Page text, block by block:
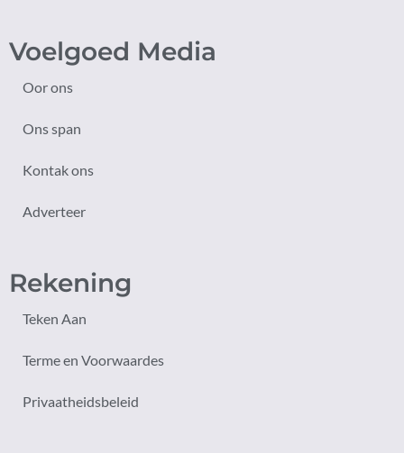
Voelgoed Media
Oor ons
Ons span
Kontak ons
Adverteer
Rekening
Teken Aan
Terme en Voorwaardes
Privaatheidsbeleid